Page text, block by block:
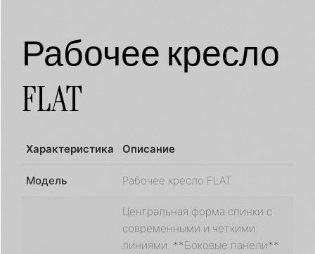
Рабочее кресло
FLAT
Характеристика Описание
Модель Рабочее кресло FLAT
Центральная форма спинки с
современными и четкими
линиями. **Боковые панели**